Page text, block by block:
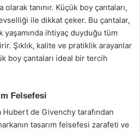
tanınır. Küçük boy çantaları,
ile dikkat çeker. Bu çantalar,
yaşamında ihtiyaç duyduğu tüm
Şıklık, kalite ve pratiklik arayanlar
boy çantaları ideal bir tercih
Felsefesi
Hubert de Givenchy tarafından
tasarım felsefesi zarafeti ve